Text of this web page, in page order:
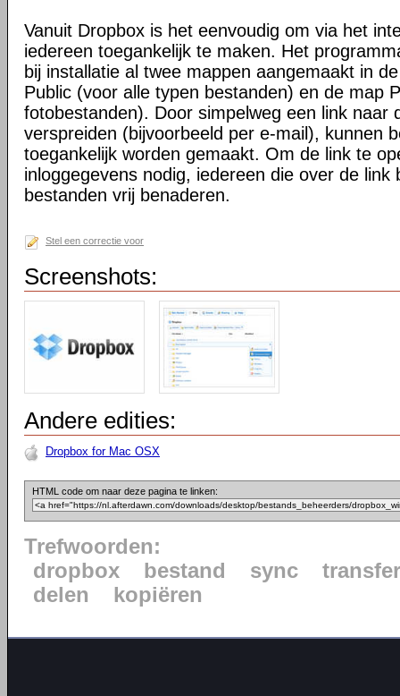
Vanuit Dropbox is het eenvoudig om via het
iedereen toegankelijk te maken. Het
bij installatie al twee mappen aangemaakt in
Public (voor alle typen bestanden) en de map
fotobestanden). Door simpelweg een link naar
verspreiden (bijvoorbeeld per e-mail), kunnen
toegankelijk worden gemaakt. Om de link te
inloggegevens nodig, iedereen die over de link
bestanden vrij benaderen.
Stel een correctie voor
Screenshots:
Andere edities:
Dropbox for Mac OSX
HTML code om naar deze pagina te linken:
Trefwoorden:
dropbox
bestand sync
transfer
delen
kopiëren